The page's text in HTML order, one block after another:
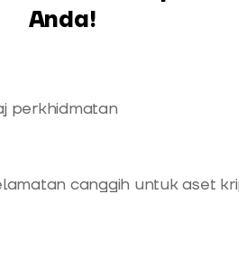
Anda!
perkhidmatan
canggih untuk aset